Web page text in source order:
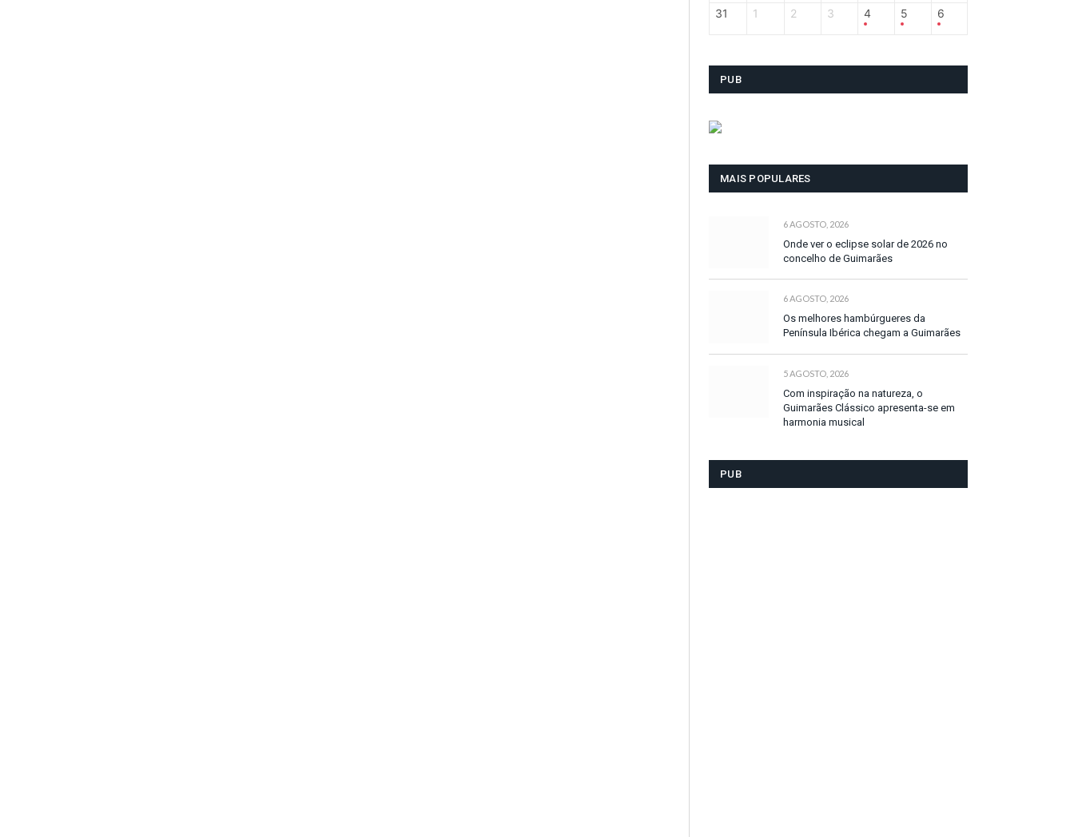
31 1 2 3 4 5 6
PUB
MAIS POPULARES
6 AGOSTO, 2026
Onde ver o eclipse solar de 2026 no
concelho de Guimarães
6 AGOSTO, 2026
Os melhores hambúrgueres da
Península Ibérica chegam a Guimarães
5 AGOSTO, 2026
Com inspiração na natureza, o
Guimarães Clássico apresenta-se em
harmonia musical
PUB